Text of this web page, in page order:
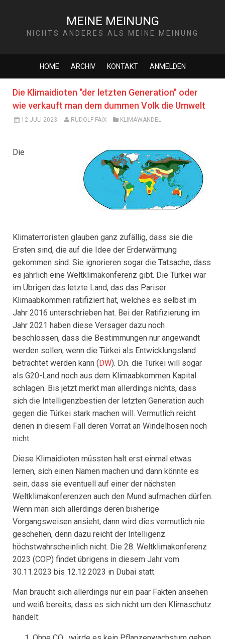
MEINE MEINUNG
NICHTS ANDERES ALS MEINE MEINUNG
HOME ARCHIV KONTAKT ANMELDEN
Die Klimaidioten "der letzten Generation" oder
wie verkauft man dem dummen Volk die Umwelt
12 JULI 2023 RUDOLF-FAIX KLIMAWANDEL
Die
Klimaterroristen glauben ganz zufällig, dass sie die
Ersten sind, die auf die Idee der Erderwärmung
gekommen sind. Sie ignorieren sogar die Tatsache, dass
es jährlich eine Weltklimakonferenz gibt. Die Türkei war
im Übrigen das letzte Land, das das Pariser
Klimaabkommen ratifiziert hat, welches es selbst im
Jahr 2016 unterschrieben hat. Bei der Ratifizierung im
Jahr 2021 haben diese Versager dazu noch
beschlossen, dass die Bestimmungen nur angewandt
werden sollen, wenn die Türkei als Entwicklungsland
betrachtet werden kann (DW). D.h. die Türkei will sogar
als G20-Land noch aus dem Klimaabkommen Kapital
schlagen. Bis jetzt merkt man allerdings nichts, dass
sich die Intelligenzbestien der letzten Generation auch
gegen die Türkei stark machen will. Vermutlich reicht
denen in diesem Fall deren Vorrat an Windelhosen noch
nicht.
Diese Klimaidioten müssten halt erst einmal etwas
lernen, sich einen Namen machen und dann könnte es
sein, dass sie eventuell auf einer der nächsten
Weltklimakonferenzen auch den Mund aufmachen dürfen.
Wenn man sich allerdings deren bisherige
Vorgangsweisen ansieht, dann wird dies vermutlich nie
geschehen, denn dazu reicht der Intelligenz
höchstwahrscheinlich nicht. Die 28. Weltklimakonferenz
2023 (COP) findet übrigens in diesem Jahr vom
30.11.2023 bis 12.12.2023 in Dubai statt.
Man braucht sich allerdings nur ein paar Fakten ansehen
und weiß bereits, dass es sich nicht um den Klimaschutz
handelt: